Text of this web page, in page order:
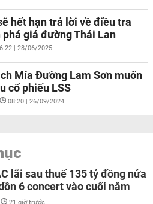
hết hạn trả lời về điều tra
phá giá đường Thái Lan
| 28/06/2025
Mía Đường Lam Sơn muốn
cổ phiếu LSS
08:20 | 26/09/2024
lãi sau thuế 135 tỷ đồng nửa
6 concert vào cuối năm